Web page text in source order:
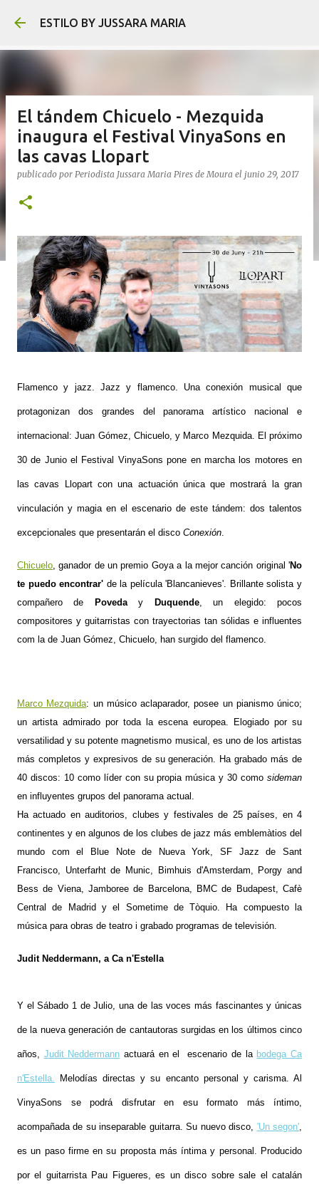
ESTILO BY JUSSARA MARIA
El tándem Chicuelo - Mezquida
inaugura el Festival VinyaSons en
las cavas Llopart
publicado por Periodista Jussara Maria Pires de Moura el junio 29, 2017
Flamenco y jazz. Jazz y flamenco. Una conexión musical que
protagonizan dos grandes del panorama artístico nacional e
internacional: Juan Gómez, Chicuelo, y Marco Mezquida. El próximo
30 de Junio el Festival VinyaSons pone en marcha los motores en
las cavas Llopart con una actuación única que mostrará la gran
vinculación y magia en el escenario de este tándem: dos talentos
excepcionales que presentarán el disco Conexión.
Chicuelo, ganador de un premio Goya a la mejor canción original 'No
te puedo encontrar' de la película 'Blancanieves'. Brillante solista y
compañero de
Poveday Duquende, un elegido: pocos
compositores y guitarristas con trayectorias tan sólidas e influentes
com la de Juan Gómez, Chicuelo, han surgido del flamenco.
Marco Mezquida: un músico aclaparador, posee un pianismo único;
un artista admirado por toda la escena europea. Elogiado por su
versatilidad y su potente magnetismo musical, es uno de los artistas
más completos y expresivos de su generación. Ha grabado más de
40 discos: 10 como líder con su propia música y 30 como sideman
en influyentes grupos del panorama actual.
Ha actuado en auditorios, clubes y festivales de 25 países, en 4
continentes y en algunos de los clubes de jazz más emblemàtios del
mundo com el Blue Note de Nueva York, SF Jazz de Sant
Francisco, Unterfarht de Munic, Bimhuis d'Amsterdam, Porgy and
Bess de Viena, Jamboree de Barcelona, BMC de Budapest, Cafè
Central de Madrid y el Sometime de Tòquio. Ha compuesto la
música para obras de teatro i grabado programas de televisión.
Judit Neddermann, a Ca n'Estella
Y el Sábado 1 de Julio, una de las voces más fascinantes y únicas
de la nueva generación de cantautoras surgidas en los últimos cinco
años, Judit Neddermann actuará en el escenario de la bodega Ca
n'Estella. Melodías directas y su encanto personal y carisma. Al
VinyaSons se podrá disfrutar en esu formato más íntimo,
acompañada de su inseparable guitarra. Su nuevo disco, 'Un segon',
es un paso firme en su proposta más íntima y personal. Producido
por el guitarrista Pau Figueres, es un disco sobre sale el catalán